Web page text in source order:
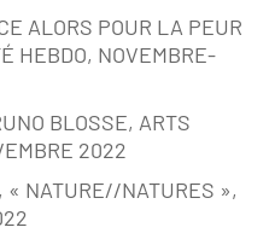
ALORS POUR LA PEUR
HEBDO, NOVEMBRE-
BLOSSE, ARTS
2022
« NATURE//NATURES »,